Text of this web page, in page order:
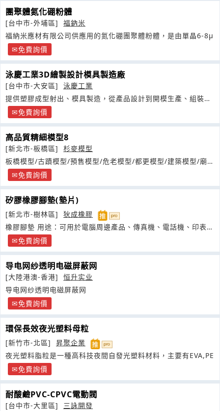
團聚體氮化硼粉體
[台中市-外埔區]
福鈉米
福納米應材有限公司供應用的氮化硼團聚體粉體，是由單晶6-8µ
免費詢價
泳慶工業3D繪製設計模具製造廠
[台中市-大安區]
泳慶工業
提供塑膠成型射出、模具製造，從產品設計到開模生產、組裝成
品、ＯＤＭ
免費詢價
高品質精細模型8
[新北市-板橋區]
杉麥模型
板橋模型/古蹟模型/預售模型/危老模型/都更模型/建築模型/廟宇
模型免費詢價
矽膠橡膠腳墊(墊片)
[新北市-樹林區]
狄成橡膠
橡膠腳墊 用途：可用於電腦周邊產品、傳真機、電話機、印表
機、計算機
免費詢價
导电网纱透明电磁屏蔽网
[大陸港澳-香港]
恒升实业
导电网纱透明电磁屏蔽网
免費詢價
環保長效夜光塑料母粒
[新竹市-北區]
昇聚企業
夜光塑料脂粒是一種高科技夜間自發光塑料材料，主要有EVA,PE
免費詢價
耐酸鹼PVC-CPVC電動閥
[台中市-大里區]
三詠開發